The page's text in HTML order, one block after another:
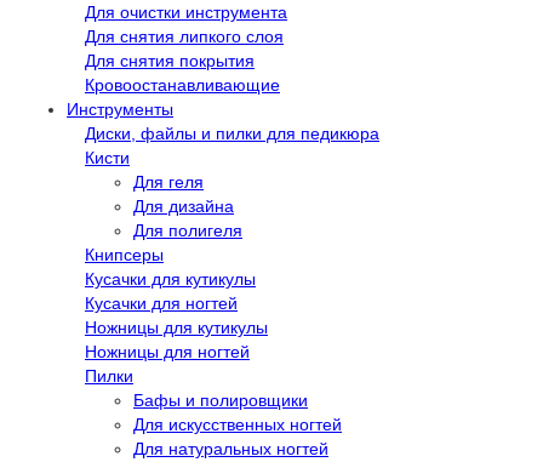
Для очистки инструмента
Для снятия липкого слоя
Для снятия покрытия
Кровоостанавливающие
Инструменты
Диски, файлы и пилки для педикюра
Кисти
Для геля
Для дизайна
Для полигеля
Книпсеры
Кусачки для кутикулы
Кусачки для ногтей
Ножницы для кутикулы
Ножницы для ногтей
Пилки
Бафы и полировщики
Для искусственных ногтей
Для натуральных ногтей